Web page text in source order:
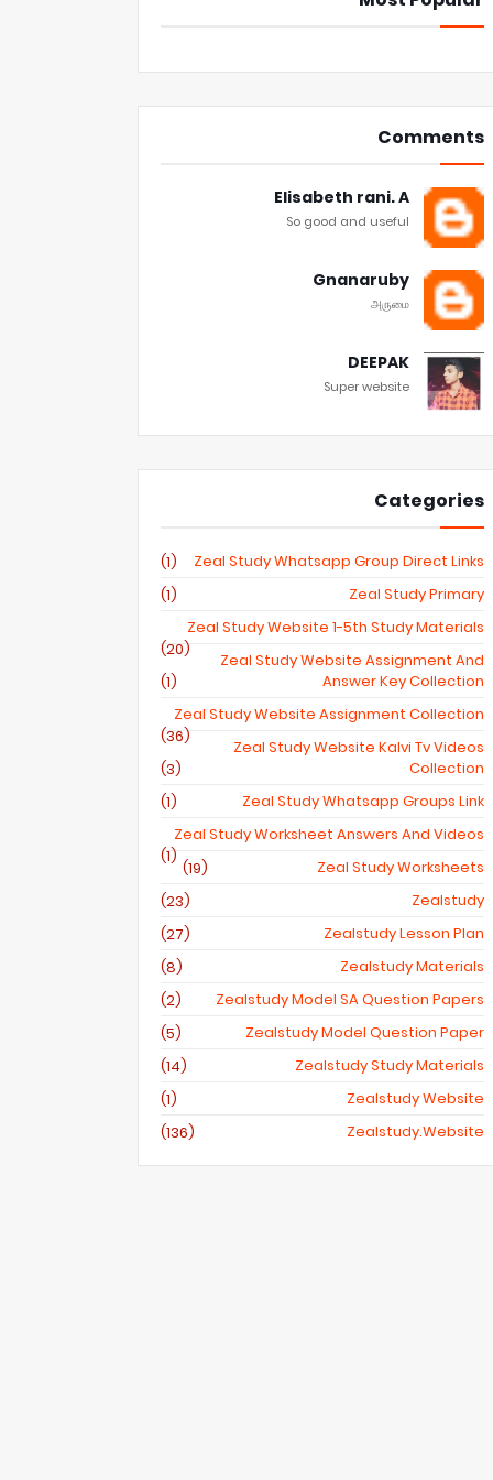
Comments
Elisabeth rani. A
So good and useful
Gnanaruby
அருமை
DEEPAK
Super website
Categories
Zeal Study Whatsapp Group Direct Links
(1)
Zeal Study Primary
(1)
Zeal Study Website 1-5th Study Materials
(20)
Zeal Study Website Assignment And
Answer Key Collection
(1)
Zeal Study Website Assignment Collection
(36)
Zeal Study Website Kalvi Tv Videos
Collection
(3)
Zeal Study Whatsapp Groups Link
(1)
Zeal Study Worksheet Answers And Videos
(1)
Zeal Study Worksheets
(19)
Zealstudy
(23)
Zealstudy Lesson Plan
(27)
Zealstudy Materials
(8)
Zealstudy Model SA Question Papers
(2)
Zealstudy Model Question Paper
(5)
Zealstudy Study Materials
(14)
Zealstudy Website
(1)
Zealstudy.website
(136)